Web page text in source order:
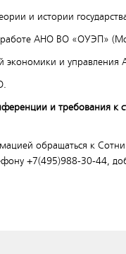
и истории
АНО ВО «ОУЭП»
экономики и
и требования к
обращаться к
+7(495)988-30-44,